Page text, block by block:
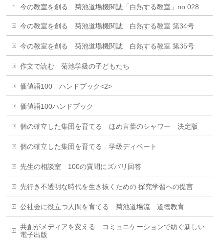
今の教室を創る 菊池道場機関誌「白熱する教室」no.028
今の教室を創る 菊池道場機関誌 白熱する教室 第34号
今の教室を創る 菊池道場機関誌 白熱する教室 第35号
作文で読む 菊池学級の子どもたち
価値語100 ハンドブック<2>
価値語100ハンドブック
個の確立した集団を育てる ほめ言葉のシャワー 決定版
個の確立した集団を育てる 学級ディベート
先生の相談室 100の質問にズバリ回答
先行き不透明な時代を生き抜くための 探究学習への提言
公社会に役立つ人間を育てる 菊池道場流 道徳教育
共創がメディアを変える コミュニケーションで紡ぐ新しい
電子出版